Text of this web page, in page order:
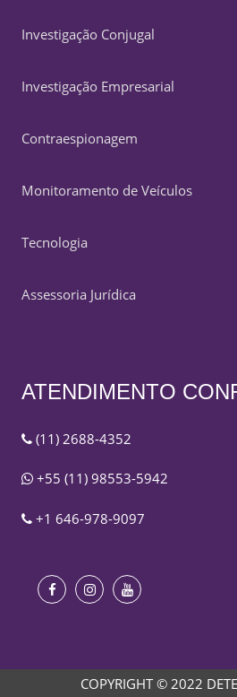
Investigação Conjugal
Investigação Empresarial
Contraespionagem
Monitoramento de Veículos
Tecnologia
Assessoria Jurídica
ATENDIMENTO
(11) 2688-4352
+55 (11) 98553-5942
+1 646-978-9097
COPYRIGHT © 2022